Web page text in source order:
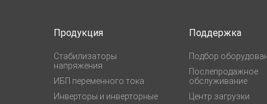
Продукция
Стабилизаторы
напряжения
ИБП переменного тока
Инверторы и инверторные
Поддержка
Подбор
Послепродажное
обслуживание
Центр загрузки